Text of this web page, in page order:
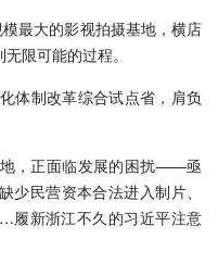
最大的影视拍摄基地，横店
限可能的过程。
体制改革综合试点省，肩负
，正面临发展的困扰——亟
民营资本合法进入制片、
履新浙江不久的习近平注意